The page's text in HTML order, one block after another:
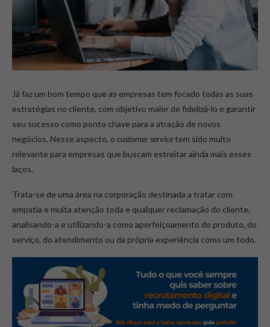
Já faz um bom tempo que as empresas tem focado todas as suas
estratégias no cliente, com objetivo maior de fidelizá-lo e garantir
seu sucesso como ponto chave para a atração de novos
negócios. Nesse aspecto, o customer service tem sido muito
relevante para empresas que buscam estreitar ainda mais esses
laços.
Trata-se de uma área na corporação destinada a tratar com
empatia e muita atenção toda e qualquer reclamação do cliente,
analisando-a e utilizando-a como aperfeiçoamento do produto, do
serviço, do atendimento ou da própria experiência como um todo.